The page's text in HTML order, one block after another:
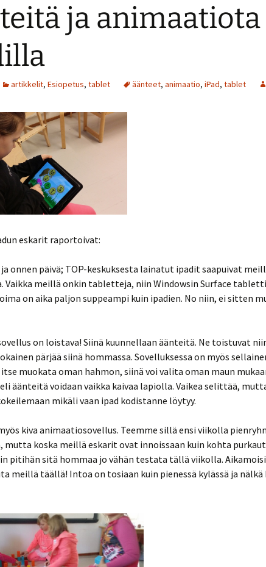
2020
2019
PC ja kosketustaulu
Muut laitteet
Lehtijutut ja videot
ja animaatiota
artikkelit, Esiopetus, tablet äänteet, animaatio, iPad, tablet
eskarit raportoivat:
onnen päivä; TOP-keskuksesta lainatut ipadit saapuivat
Vaikka meillä onkin tabletteja, niin Windowsin Surface
on aika paljon suppeampi kuin ipadien. No niin, ei sitten
on loistava! Siinä kuunnellaan äänteitä. Ne toistuvat
pärjää siinä hommassa. Sovelluksessa on myös
muokata oman hahmon, siinä voi valita oman maun
äänteitä voidaan vaikka kaivaa lapiolla. Vaikea selittää,
mikäli vaan ipad kodistanne löytyy.
kiva animaatiosovellus. Teemme sillä ensi viikolla
koska meillä eskarit ovat innoissaan kuin kohta
pitihän sitä hommaa jo vähän testata tällä viikolla.
meillä täällä! Intoa on tosiaan kuin pienessä kylässä ja nälkä